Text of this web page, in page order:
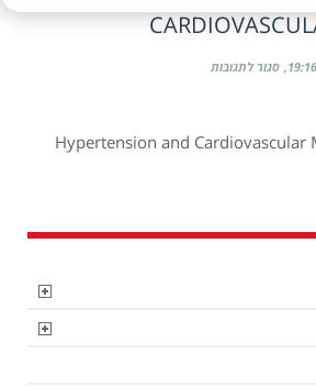
19:16 סגור לתגובותעל
Hypertension